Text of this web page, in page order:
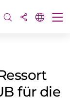
für die